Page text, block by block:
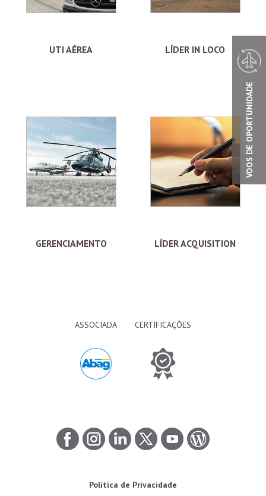
UTI AÉREA LÍDER IN LOCO
GERENCIAMENTO LÍDER ACQUISITION
VOOS DE OPORTUNIDADE
ASSOCIADA CERTIFICAÇÕES
Política de Privacidade